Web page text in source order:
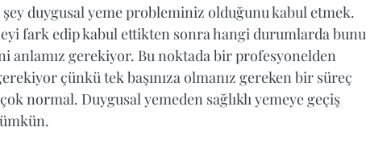
duygusal yeme probleminiz olduğunu kabul etmek.
fark edip kabul ettikten sonra hangi durumlarda bunu
anlamız gerekiyor. Bu noktada bir profesyonelden
çünkü tek başınıza olmanız gereken bir süreç
normal. Duygusal yemeden sağlıklı yemeye geçiş